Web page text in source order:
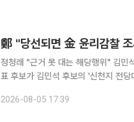
鄭 "당선되면 金 윤리감찰
정청래 "근거 못 대는 해당행위" 김민석 "불날 것
표 후보가 김민석 후보의 '신천지 전
당대표 후보자 2차 방송토론회에서
2026-08-05 17:39